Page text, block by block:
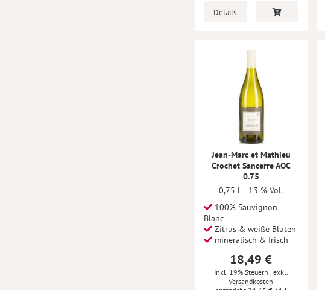
Details
Jean-Marc et Mathieu
Crochet Sancerre AOC
0.75
0,75 l
13 % Vol.
100% Sauvignon
Blanc
Zitrus & weiße Blüten
mineralisch & frisch
18,49 €
Inkl. 19% Steuern , exkl.
Versandkosten